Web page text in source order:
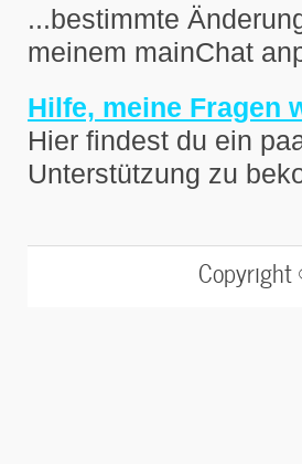
...bestimmte
meinem mainChat
Hilfe, meine Fragen
Hier findest du ein
Unterstützung zu
Copyright